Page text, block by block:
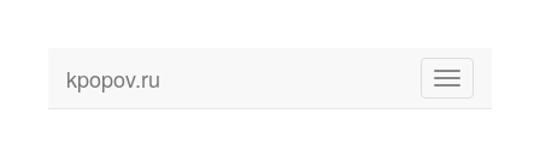
Toggle
navigation
kpopov.ru